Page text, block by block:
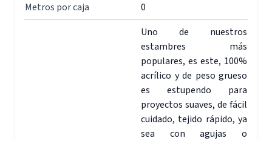
Metros por caja 0
Uno de nuestros
estambres más
populares, es este, 100%
acrílico y de peso grueso
es estupendo para
proyectos suaves, de fácil
cuidado, tejido rápido, ya
sea con agujas o